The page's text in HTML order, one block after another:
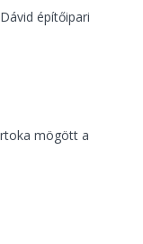
építőipari
mögött a